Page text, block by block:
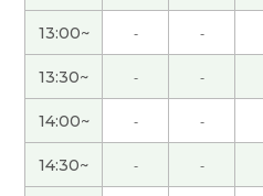
我最近听音乐的机会也减
文歌。
( 男性 )
谢谢老师！我们满脑子都
么哈哈哈😄我在澳门看过一
想找机会带妻子去看,如今
接下来的课。下次见～
13:00~ - -
13:30~ - -
14:00~ - -
14:30~ - -